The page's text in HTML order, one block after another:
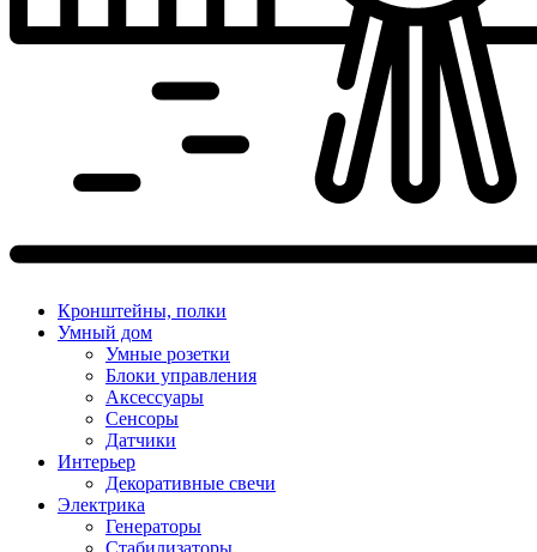
Кронштейны, полки
Умный дом
Умные розетки
Блоки управления
Аксессуары
Сенсоры
Датчики
Интерьер
Декоративные свечи
Электрика
Генераторы
Стабилизаторы